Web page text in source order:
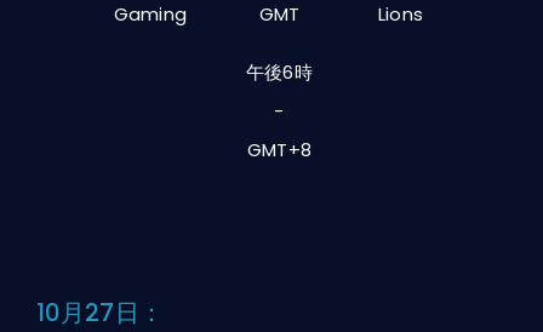
Gaming
GMT
午後6時
-
GMT+8
Lions
10月27日：